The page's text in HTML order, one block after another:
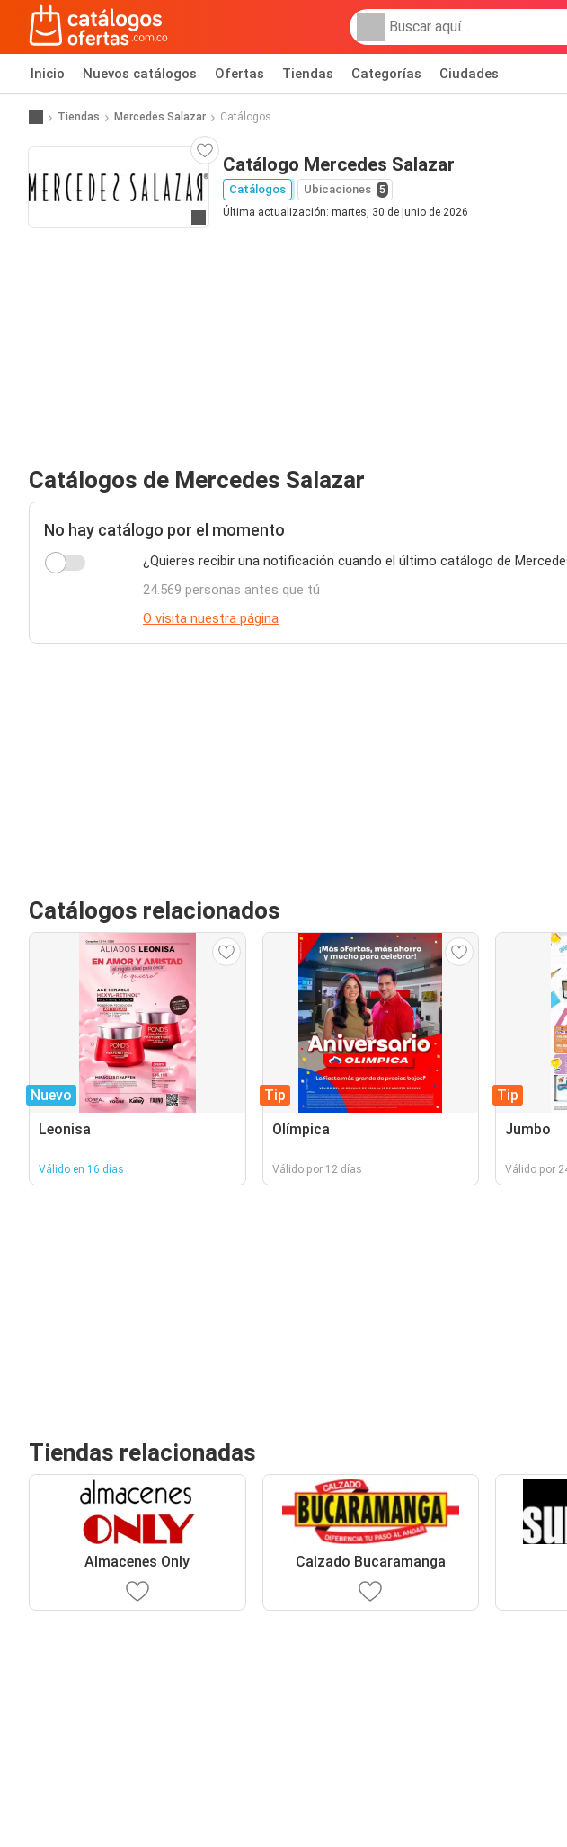
Inicio Nuevos catálogos Ofertas Tiendas Categorías Ciudades
Tiendas Mercedes Salazar Catálogos
Ir al sitio
Catálogo Mercedes Salazar
Catálogos Ubicaciones 5
Última actualización: martes, 30 de junio de 2026
Catálogos de Mercedes Salazar
No hay catálogo por el momento
¿Quieres recibir una notificación cuando el último catálogo de
24.569 personas antes que tú
O visita nuestra página
Catálogos relacionados
Nuevo
Leonisa
Válido en 16 días
Tip
Olímpica
Válido por 12 días
Tip
Jumbo
Válido por
Tiendas relacionadas
Almacenes Only Calzado Bucaramanga